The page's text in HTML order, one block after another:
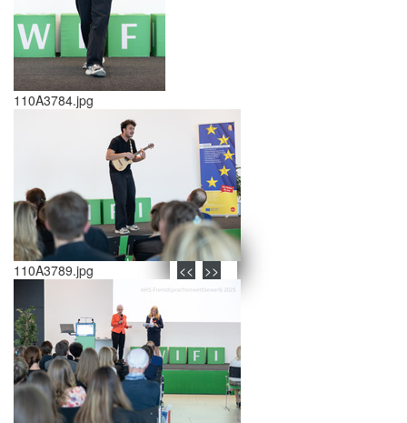
schließen X
<<
>>
110A3784.jpg
110A3789.jpg